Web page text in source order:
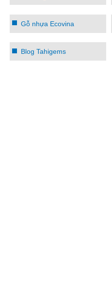
Gỗ nhựa Ecovina
Blog Tahigems